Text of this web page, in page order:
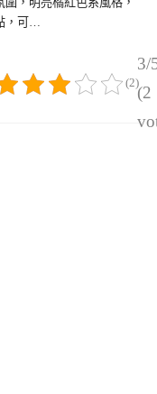
，可…
3/
(2
(2)